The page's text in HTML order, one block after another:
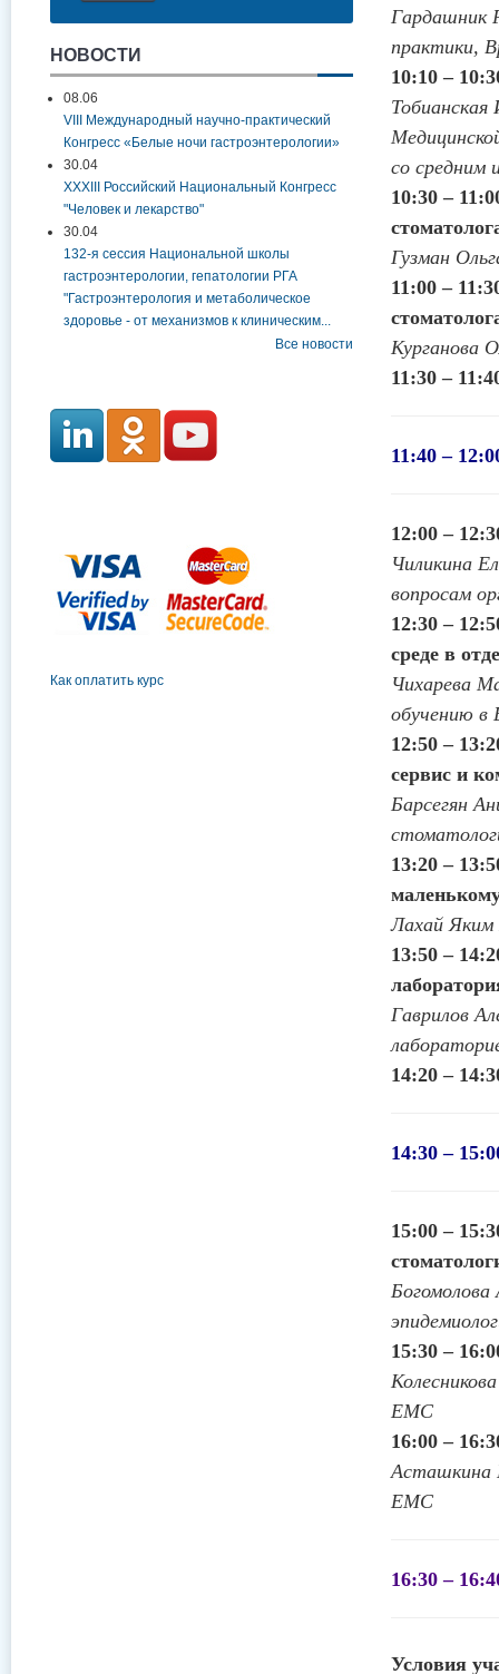
НОВОСТИ
08.06
VIII Международный научно-практический
Конгресс «Белые ночи гастроэнтерологии»
30.04
XXXIII Российский Национальный Конгресс
"Человек и лекарство"
30.04
132-я сессия Национальной школы
гастроэнтерологии, гепатологии РГА
"Гастроэнтерология и метаболическое
здоровье - от механизмов к клиническим...
Все новости
Как оплатить курс
Гардашник
практики,
10:10 –
со средним
10:30 –
Гузман
11:00 –
Курганова
11:30 –
11:40 –
12:00 –
Чиликина
вопросам
12:30 –
среде в
Чихарева
обучению
12:50 –
сервис и
Барсегян
13:20 –
Лахай Яким
13:50 –
Гаврилов
14:20 –
14:30 –
15:00 –
15:30 –
ЕМС
16:00 –
Асташкина
ЕМС
16:30 –
Условия